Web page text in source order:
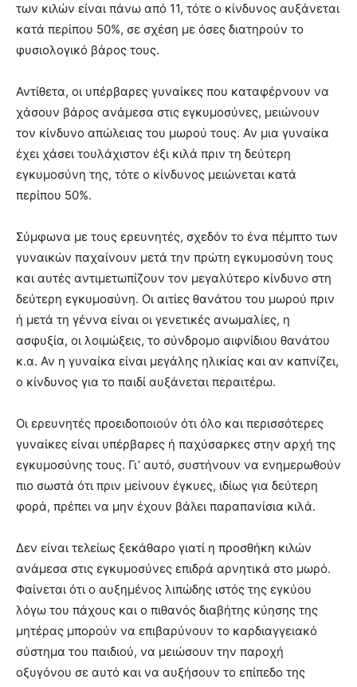
των κιλών είναι πάνω από 11, τότε ο κίνδυνος αυξάνεται
κατά περίπου 50%, σε σχέση με όσες διατηρούν το
φυσιολογικό βάρος τους.
Αντίθετα, οι υπέρβαρες γυναίκες που καταφέρνουν να
χάσουν βάρος ανάμεσα στις εγκυμοσύνες, μειώνουν
τον κίνδυνο απώλειας του μωρού τους. Αν μια γυναίκα
έχει χάσει τουλάχιστον έξι κιλά πριν τη δεύτερη
εγκυμοσύνη της, τότε ο κίνδυνος μειώνεται κατά
περίπου 50%.
Σύμφωνα με τους ερευνητές, σχεδόν το ένα πέμπτο των
γυναικών παχαίνουν μετά την πρώτη εγκυμοσύνη τους
και αυτές αντιμετωπίζουν τον μεγαλύτερο κίνδυνο στη
δεύτερη εγκυμοσύνη. Οι αιτίες θανάτου του μωρού πριν
ή μετά τη γέννα είναι οι γενετικές ανωμαλίες, η
ασφυξία, οι λοιμώξεις, το σύνδρομο αιφνίδιου θανάτου
κ.α. Αν η γυναίκα είναι μεγάλης ηλικίας και αν καπνίζει,
ο κίνδυνος για το παιδί αυξάνεται περαιτέρω.
Οι ερευνητές προειδοποιούν ότι όλο και περισσότερες
γυναίκες είναι υπέρβαρες ή παχύσαρκες στην αρχή της
εγκυμοσύνης τους. Γι’ αυτό, συστήνουν να ενημερωθούν
πιο σωστά ότι πριν μείνουν έγκυες, ιδίως για δεύτερη
φορά, πρέπει να μην έχουν βάλει παραπανίσια κιλά.
Δεν είναι τελείως ξεκάθαρο γιατί η προσθήκη κιλών
ανάμεσα στις εγκυμοσύνες επιδρά αρνητικά στο μωρό.
Φαίνεται ότι ο αυξημένος λιπώδης ιστός της εγκύου
λόγω του πάχους και ο πιθανός διαβήτης κύησης της
μητέρας μπορούν να επιβαρύνουν το καρδιαγγειακό
σύστημα του παιδιού, να μειώσουν την παροχή
οξυγόνου σε αυτό και να αυξήσουν το επίπεδο της